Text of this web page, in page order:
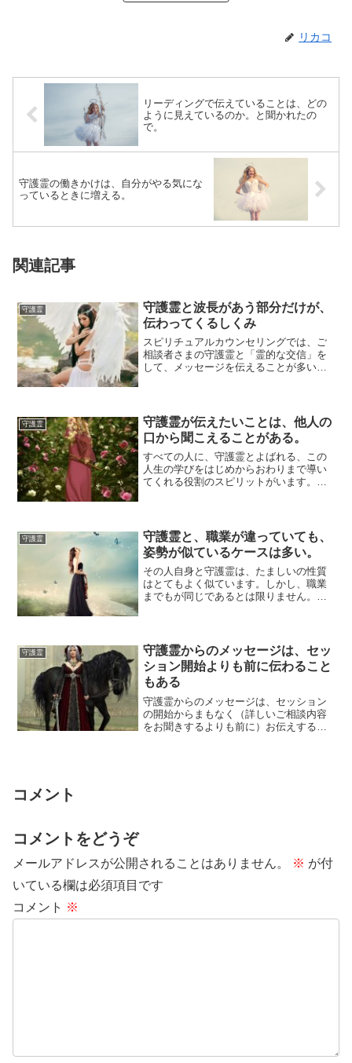
リカコ
リーディングで伝えていることは、どの
ように見えているのか。と聞かれたの
で。
守護霊の働きかけは、自分がやる気にな
っているときに増える。
関連記事
守護霊
守護霊と波長があう部分だけが、
伝わってくるしくみ
スピリチュアルカウンセリングでは、ご
相談者さまの守護霊と「霊的な交信」を
して、メッセージを伝えることが多いと
守護霊
守護霊が伝えたいことは、他人の
口から聞こえることがある。
すべての人に、守護霊とよばれる、この
人生の学びをはじめからおわりまで導い
てくれる役割のスピリットがいます。守
守護霊
守護霊と、職業が違っていても、
姿勢が似ているケースは多い。
その人自身と守護霊は、たましいの性質
はとてもよく似ています。しかし、職業
までもが同じであるとは限りません。た
守護霊
守護霊からのメッセージは、セッ
ション開始よりも前に伝わること
もある
守護霊からのメッセージは、セッション
の開始からまもなく（詳しいご相談内容
をお聞きするよりも前に）お伝えするこ
コメント
コメントをどうぞ
メールアドレスが公開されることはありません。 ※ が付
いている欄は必須項目です
コメント ※